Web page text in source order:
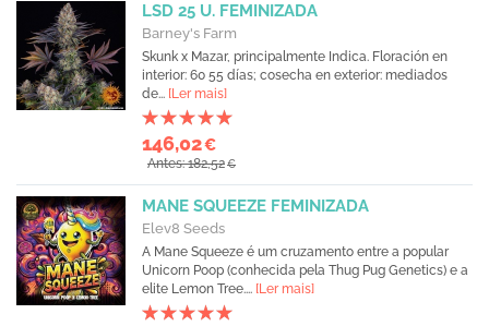
LSD 25 U. FEMINIZADA
Barney's Farm
Skunk x Mazar, principalmente Indica. Floración en
interior: 60 55 días; cosecha en exterior: mediados
de... [Ler mais]
146,02€
Antes: 182,52€
MANE SQUEEZE FEMINIZADA
Elev8 Seeds
A Mane Squeeze é um cruzamento entre a popular
Unicorn Poop (conhecida pela Thug Pug Genetics) e a
elite Lemon Tree.... [Ler mais]